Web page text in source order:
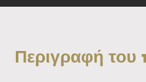
Περιγραφή του